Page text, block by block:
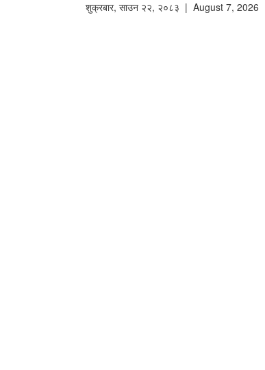
शुक्रबार, साउन २२, २०८३ | August 7, 2026